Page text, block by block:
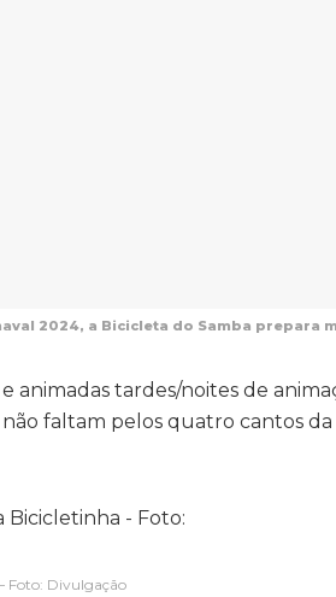
2024, a Bicicleta do Samba prepara
animadas tardes/noites de
faltam pelos quatro cantos da
Foto: Divulgação